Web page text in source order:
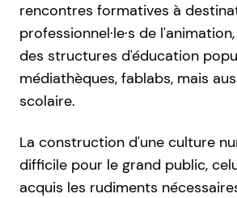
rencontres formatives à
professionnel·le·s de
des structures d'éducation
médiathèques, fablabs, mais
scolaire.
La construction d'une culture
difficile pour le grand public,
acquis les rudiments